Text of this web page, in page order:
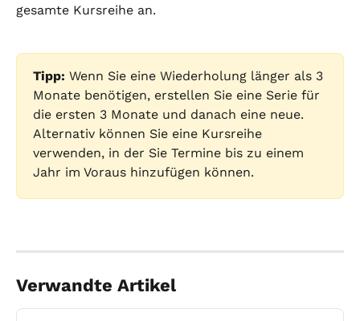
gesamte Kursreihe an.
Tipp: Wenn Sie eine Wiederholung länger als 3
Monate benötigen, erstellen Sie eine Serie für
die ersten 3 Monate und danach eine neue.
Alternativ können Sie eine Kursreihe
verwenden, in der Sie Termine bis zu einem
Jahr im Voraus hinzufügen können.
Verwandte Artikel